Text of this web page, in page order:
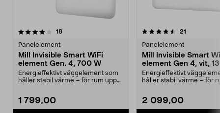
18recensioner
Panelelement
Mill Invisible Smart WiFi
element Gen. 4, 700 W
Energieffektivt väggelement som
håller stabil värme – för rum upp
1 799,00
4.5av 5 stjärnor 21
Panelelement
Mill Invisible Smart
element Gen 4, vit,
Energieffektivt
håller stabil värme – för
2 099,00
4.5av 5 stjärnor